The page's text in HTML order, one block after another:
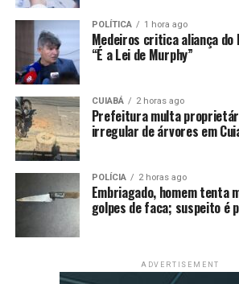
1º de janeiro do próximo ano e que
simplificar o processo de
que nós estamos preparados para não
apenas legislativo. Eu acho que nós
de TI [tecnologia da informação] no
países têm condição de fazer.”
“Acredito que vamos
isso acontecer no
tributário. Vai ser
digital, não vai ter
Você vai conseguir
POLÍTICA 1 hora ago
Medeiros critica aliança do
“É a Lei de Murphy”
CUIABÁ 2 horas ago
Prefeitura multa
irregular de árvores em
POLÍCIA 2 horas ago
Embriagado, homem tenta
golpes de faca; suspeito é
ADVERTISEMENT